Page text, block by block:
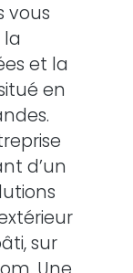
vous
et la
en
d’un
sur